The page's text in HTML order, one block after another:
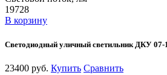
19728
В корзину
Светодиодный уличный светильник ДКУ
23400 руб. Купить Сравнить